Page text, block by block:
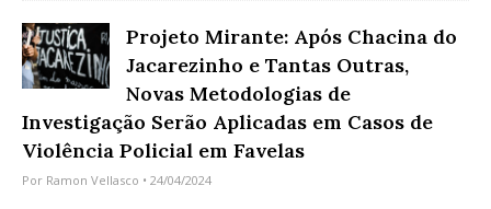
Projeto Mirante: Após Chacina do
Jacarezinho e Tantas Outras,
Novas Metodologias de
Investigação Serão Aplicadas em Casos de
Violência Policial em Favelas
Por Ramon Vellasco • 24/04/2024